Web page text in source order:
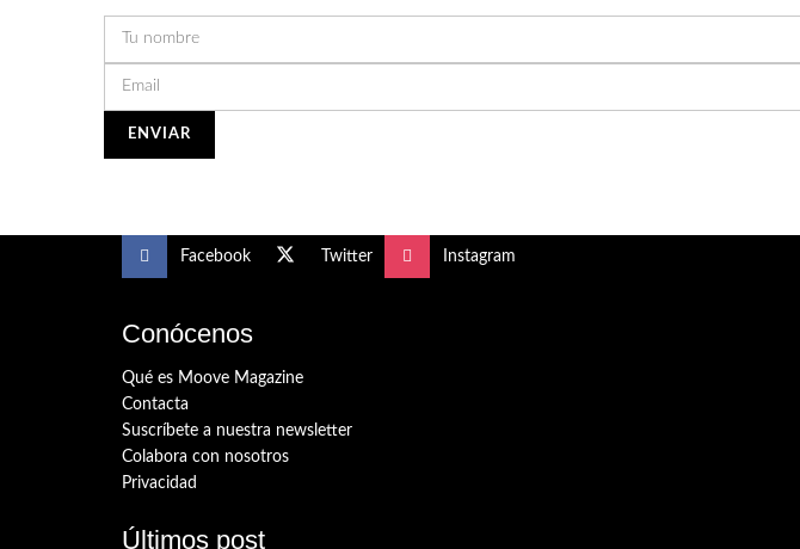
Facebook Twitter Instagram
Conócenos
Qué es Moove Magazine
Contacta
Suscríbete a nuestra newsletter
Colabora con nosotros
Privacidad
Últimos post